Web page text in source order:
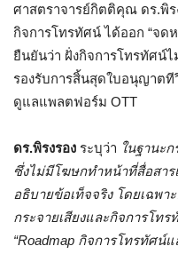
ศาสตราจารย์กิตติคุณ ดร.พิร
กิจการโทรทัศน์ ได้ออก “จด
ยืนยันว่า ฝั่งกิจการโทรทัศน์ไ
รองรับการสิ้นสุดใบอนุญาตที
ดูแลแพลตฟอร์ม OTT
ดร.พิรงรอง ระบุว่า ในฐานะ
ซึ่งไม่มีโฆษกทำหน้าที่สื่อสา
อธิบายข้อเท็จจริง โดยเฉพ
กระจายเสียงและกิจการโท
“Roadmap กิจการโทรทัศน์